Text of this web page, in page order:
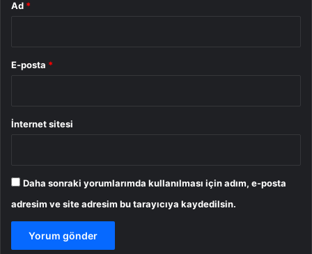
Ad *
E-posta *
İnternet sitesi
Daha sonraki yorumlarımda kullanılması için adım, e-posta
adresim ve site adresim bu tarayıcıya kaydedilsin.